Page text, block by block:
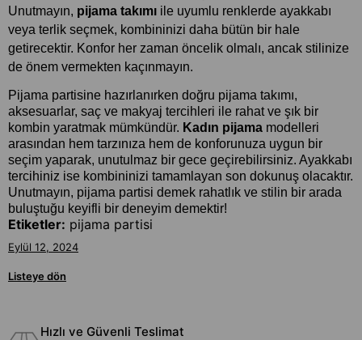
Unutmayın, pijama takımı ile uyumlu renklerde ayakkabı
veya terlik seçmek, kombininizi daha bütün bir hale
getirecektir. Konfor her zaman öncelik olmalı, ancak stilinize
de önem vermekten kaçınmayın.
Pijama partisine hazırlanırken doğru pijama takımı,
aksesuarlar, saç ve makyaj tercihleri ile rahat ve şık bir
kombin yaratmak mümkündür. Kadın pijama modelleri
arasından hem tarzınıza hem de konforunuza uygun bir
seçim yaparak, unutulmaz bir gece geçirebilirsiniz. Ayakkabı
tercihiniz ise kombininizi tamamlayan son dokunuş olacaktır.
Unutmayın, pijama partisi demek rahatlık ve stilin bir arada
buluştuğu keyifli bir deneyim demektir!
Etiketler: pijama partisi
Eylül 12, 2024
Listeye dön
Hızlı ve Güvenli Teslimat